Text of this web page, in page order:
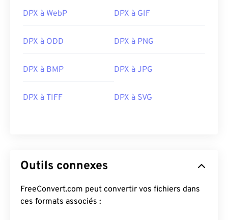
DPX à WebP DPX à GIF
DPX à ODD DPX à PNG
DPX à BMP DPX à JPG
DPX à TIFF DPX à SVG
Outils connexes
FreeConvert.com peut convertir vos fichiers dans
ces formats associés :